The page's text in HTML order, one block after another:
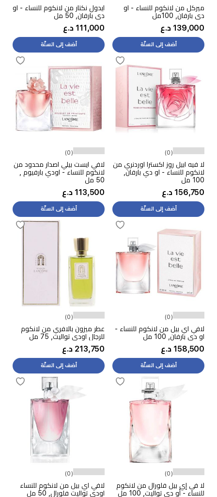
ميركل من لانكوم للنساء - او
دي بارفان, 100مل
139,000 د.ع
أضف إلى السلّة
ايدول نكتار من لانكوم للنساء - او
دي بارفان, 50 مل
111,000 د.ع
أضف إلى السلّة
(0)
لا فيه ابيل روز اكسترا اوردنري من
لانكوم للنساء - او دي بارفان,
100 مل
156,750 د.ع
أضف إلى السلّة
(0)
لافي ايست بيلي اصدار محدود من
لانكوم للنساء - اودي بارفيوم ,
50 مل
113,500 د.ع
أضف إلى السلّة
(0)
لافي اي بيل من لانكوم للنساء -
او دي بارفان, 100 مل
158,500 د.ع
أضف إلى السلّة
(0)
عطر ميزون بالافري من لانكوم
للرجال اودي تواليت, 75 مل
213,750 د.ع
أضف إلى السلّة
(0)
لا في إي بيل فلورال من لانكوم
للنساء - أو دي تواليت, 100 مل
(0)
لافي اي بيل من لانكوم للنساء
اودي تواليت فلورال, 50 مل